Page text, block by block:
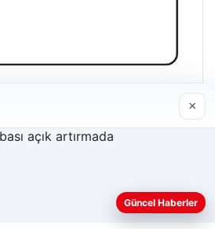
Bürosu
daha iyi anlayabilmek,
ve geliştirmek amacıyla çerezler
×
Güncel Haberler